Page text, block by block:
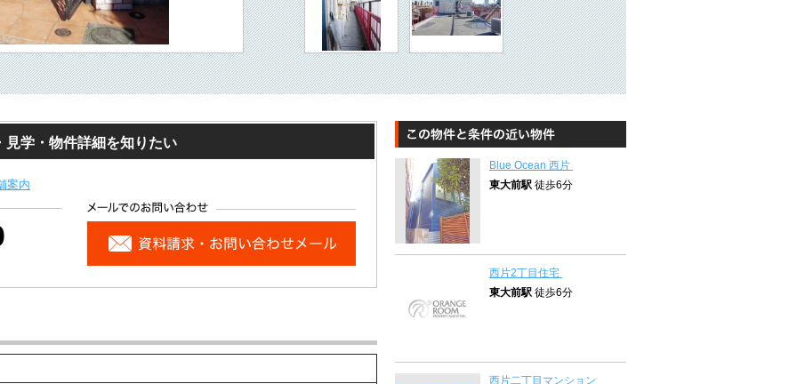
学・物件詳細を知りたい
案内
Blue Ocean 西片
東大前駅 徒歩6分
西片2丁目住宅
東大前駅 徒歩6分
西片二丁目マンション